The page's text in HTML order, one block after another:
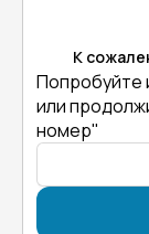
К
Попробуйте
или
номер"